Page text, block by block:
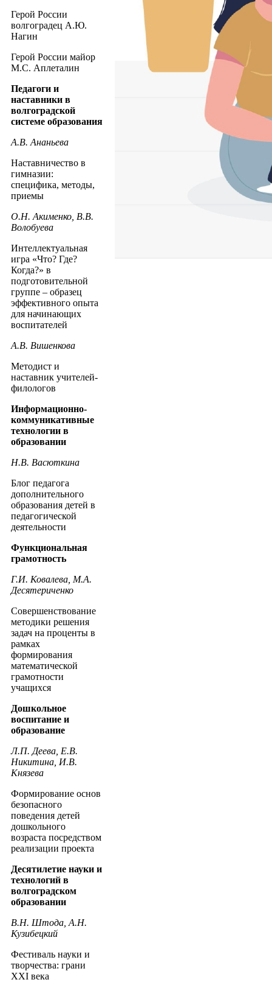
Герой России
волгоградец А.Ю.
Нагин
Герой России майор
М.С. Аплеталин
Педагоги и
наставники в
волгоградской
системе образования
А.В. Ананьева
Наставничество в
гимназии:
специфика, методы,
приемы
О.Н. Акименко, В.В.
Волобуева
Интеллектуальная
игра «Что? Где?
Когда?» в
подготовительной
группе – образец
эффективного опыта
для начинающих
воспитателей
А.В. Вишенкова
Методист и
наставник учителей-
филологов
Информационно-
коммуникативные
технологии в
образовании
Н.В. Васюткина
Блог педагога
дополнительного
образования детей в
педагогической
деятельности
Функциональная
грамотность
Г.И. Ковалева, М.А.
Десятериченко
Совершенствование
методики решения
задач на проценты в
рамках
формирования
математической
грамотности
учащихся
Дошкольное
воспитание и
образование
Л.П. Деева, Е.В.
Никитина, И.В.
Князева
Формирование основ
безопасного
поведения детей
дошкольного
возраста посредством
реализации проекта
Десятилетие науки и
технологий в
волгоградском
образовании
В.Н. Штода, А.Н.
Кузибецкий
Фестиваль науки и
творчества: грани
XXI века